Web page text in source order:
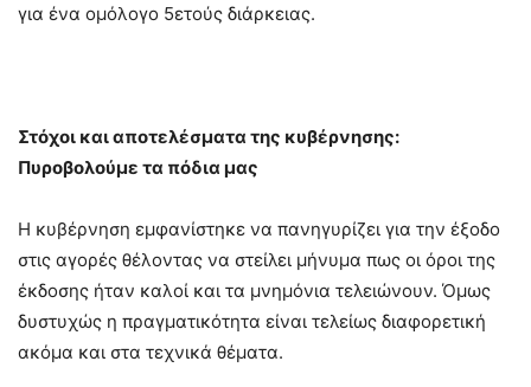
για ένα ομόλογο 5ετούς διάρκειας.
Στόχοι και αποτελέσματα της κυβέρνησης:
Πυροβολούμε τα πόδια μας
Η κυβέρνηση εμφανίστηκε να πανηγυρίζει για την έξοδο
στις αγορές θέλοντας να στείλει μήνυμα πως οι όροι της
έκδοσης ήταν καλοί και τα μνημόνια τελειώνουν. Όμως
δυστυχώς η πραγματικότητα είναι τελείως διαφορετική
ακόμα και στα τεχνικά θέματα.